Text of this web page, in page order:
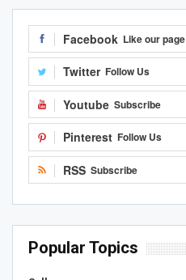
Facebook Like our page
Twitter Follow Us
Youtube Subscribe
Pinterest Follow Us
RSS Subscribe
Popular Topics